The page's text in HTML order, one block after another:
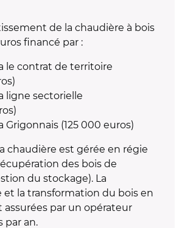
de la chaudière à bois
financé par :
le contrat de territoire
ligne sectorielle
Grigonnais (125 000 euros)
chaudière est gérée en régie
des bois de
du stockage). La
et la transformation du bois en
assurées par un opérateur
par an.